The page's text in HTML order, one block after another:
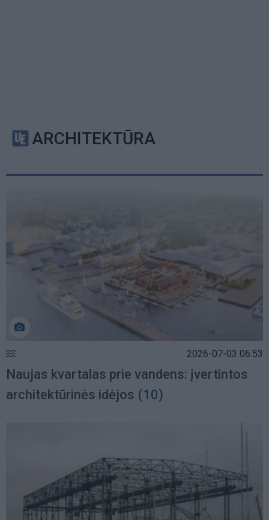
ARCHITEKTŪRA
2026-07-03 06:53
Naujas kvartalas prie vandens: įvertintos
architektūrinės idėjos (10)